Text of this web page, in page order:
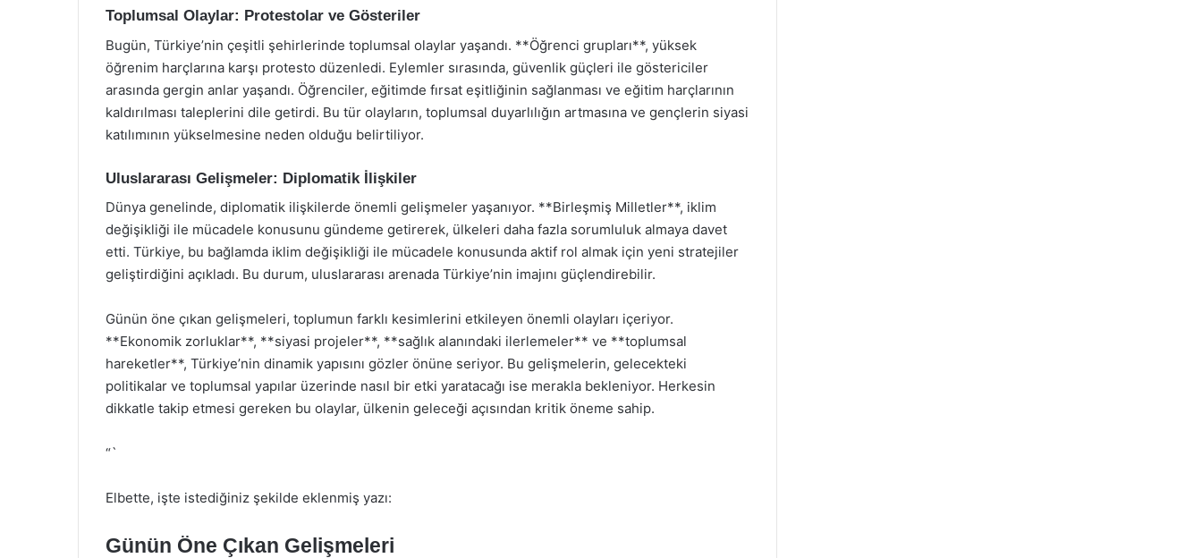
Toplumsal Olaylar: Protestolar ve Gösteriler
Bugün, Türkiye’nin çeşitli şehirlerinde toplumsal olaylar yaşandı. **Öğrenci grupları**, yüksek
öğrenim harçlarına karşı protesto düzenledi. Eylemler sırasında, güvenlik güçleri ile göstericiler
arasında gergin anlar yaşandı. Öğrenciler, eğitimde fırsat eşitliğinin sağlanması ve eğitim harçlarının
kaldırılması taleplerini dile getirdi. Bu tür olayların, toplumsal duyarlılığın artmasına ve gençlerin siyasi
katılımının yükselmesine neden olduğu belirtiliyor.
Uluslararası Gelişmeler: Diplomatik İlişkiler
Dünya genelinde, diplomatik ilişkilerde önemli gelişmeler yaşanıyor. **Birleşmiş Milletler**, iklim
değişikliği ile mücadele konusunu gündeme getirerek, ülkeleri daha fazla sorumluluk almaya davet
etti. Türkiye, bu bağlamda iklim değişikliği ile mücadele konusunda aktif rol almak için yeni stratejiler
geliştirdiğini açıkladı. Bu durum, uluslararası arenada Türkiye’nin imajını güçlendirebilir.
Günün öne çıkan gelişmeleri, toplumun farklı kesimlerini etkileyen önemli olayları içeriyor.
**Ekonomik zorluklar**, **siyasi projeler**, **sağlık alanındaki ilerlemeler** ve **toplumsal
hareketler**, Türkiye’nin dinamik yapısını gözler önüne seriyor. Bu gelişmelerin, gelecekteki
politikalar ve toplumsal yapılar üzerinde nasıl bir etki yaratacağı ise merakla bekleniyor. Herkesin
dikkatle takip etmesi gereken bu olaylar, ülkenin geleceği açısından kritik öneme sahip.
“`
Elbette, işte istediğiniz şekilde eklenmiş yazı:
Günün Öne Çıkan Gelişmeleri